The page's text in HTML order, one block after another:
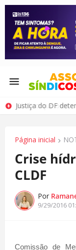
Página inicial
Crise
CLDF
Por
9/29/2016
Comissão de